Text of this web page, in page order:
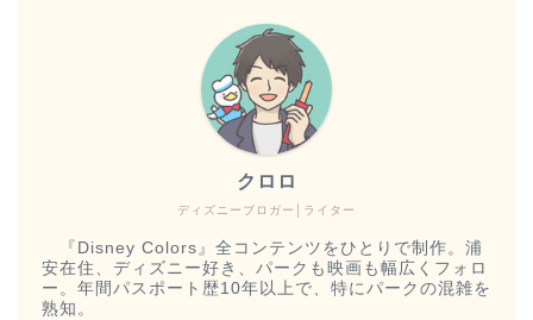
ディズニーブロガー│ライター
クロロ
『Disney Colors』全コンテンツをひとりで制作。浦
安在住、ディズニー好き、パークも映画も幅広くフォロ
ー。年間パスポート歴10年以上で、特にパークの混雑を
熟知。